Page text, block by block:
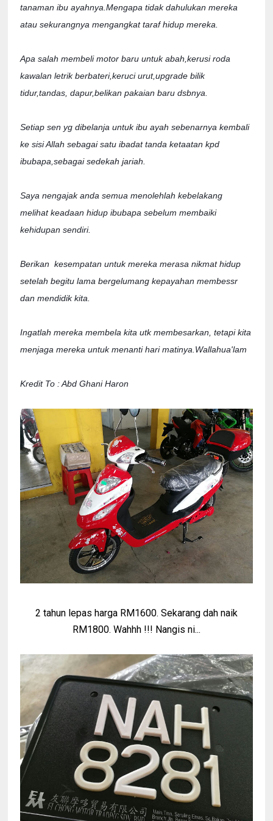
tanaman ibu ayahnya.Mengapa tidak dahulukan mereka
atau sekurangnya mengangkat taraf hidup mereka.
Apa salah membeli motor baru untuk abah,kerusi roda
kawalan letrik berbateri,keruci urut,upgrade bilik
tidur,tandas, dapur,belikan pakaian baru dsbnya.
Setiap sen yg dibelanja untuk ibu ayah sebenarnya kembali
ke sisi Allah sebagai satu ibadat tanda ketaatan kpd
ibubapa,sebagai sedekah jariah.
Saya nengajak anda semua menolehlah kebelakang
melihat keadaan hidup ibubapa sebelum membaiki
kehidupan sendiri.
Berikan  kesempatan untuk mereka merasa nikmat hidup
setelah begitu lama bergelumang kepayahan membessr
dan mendidik kita.
Ingatlah mereka membela kita utk membesarkan, tetapi kita
menjaga mereka untuk menanti hari matinya.Wallahua'lam
Kredit To : Abd Ghani Haron
2 tahun lepas harga RM1600. Sekarang dah naik
RM1800. Wahhh !!! Nangis ni...